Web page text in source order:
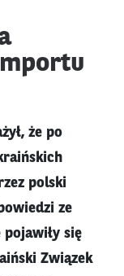
że po
polski
ze
się
Związek